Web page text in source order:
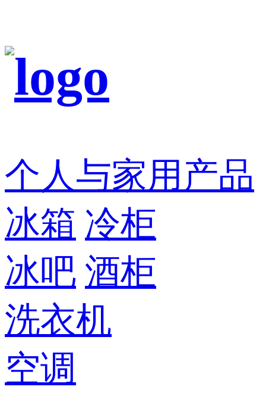
个人与家用产品
冰箱 冷柜
冰吧 酒柜
洗衣机
空调